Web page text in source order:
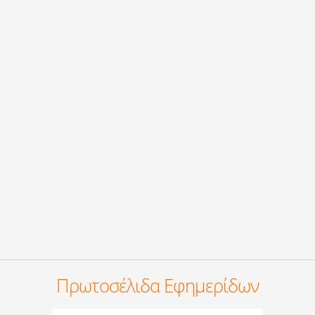
Πρωτοσέλιδα Εφημερίδων